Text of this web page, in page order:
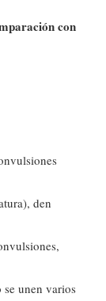
con
den
se unen varios